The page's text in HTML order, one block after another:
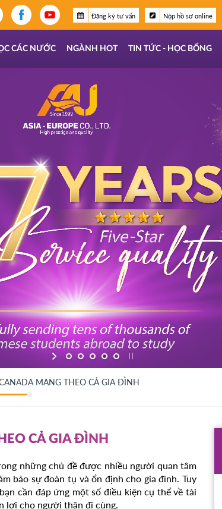
Đăng ký tư vấn Nộp hồ sơ online
CÁC NƯỚC NGÀNH HOT TIN TỨC - HỌC BỔNG
MANG THEO CẢ GIA ĐÌNH
CẢ GIA ĐÌNH
những chủ đề được nhiều người quan tâm
bảo sự đoàn tụ và ổn định cho gia đình. Tuy
cần đáp ứng một số điều kiện cụ thể về tài
lợi cho người thân đi cùng.